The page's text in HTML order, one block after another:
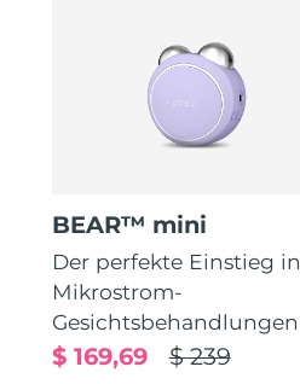
BEAR™ mini
Der perfekte Einstieg in
Mikrostrom-
Gesichtsbehandlungen
$ 239
$ 169,69